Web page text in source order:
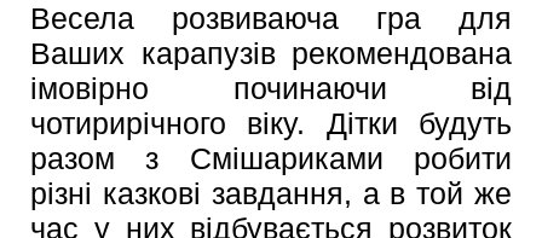
Весела розвиваюча гра для
Ваших карапузів рекомендована
імовірно починаючи від
чотирирічного віку. Дітки будуть
разом з Смішариками робити
різні казкові завдання, а в той же
час у них відбувається розвиток